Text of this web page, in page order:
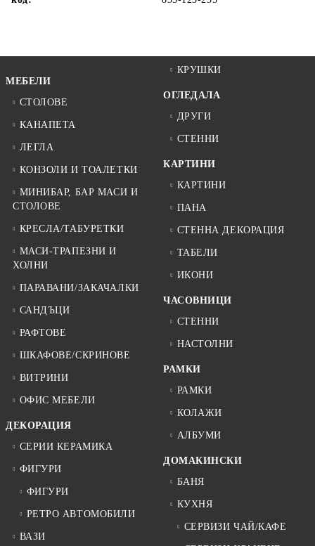
МЕБЕЛИ
СТОЛОВЕ
КАНАПЕТА
ЛЕГЛА
КОНЗОЛИ И ТОАЛЕТКИ
МИНИБАР, БАР МАСИ И
СТОЛОВЕ
КРЕСЛА/ТАБУРЕТКИ
МАСИ-ТРАПЕЗНИ И
ХОЛНИ
ПАРАВАНИ/ЗАКАЧАЛКИ
САНДЪЦИ
РАФТОВЕ
ШКАФОВЕ/СКРИНОВЕ
ВИТРИНИ
ОФИС МЕБЕЛИ
ДЕКОРАЦИЯ
СЕРИИ КЕРАМИКА
ФИГУРИ
ФИГУРИ
РЕТРО АВТОМОБИЛИ
ВАЗИ
КРУШКИ
ОГЛЕДАЛА
ДРУГИ
СТЕННИ
КАРТИНИ
КАРТИНИ
ПАНА
СТЕННА ДЕКОРАЦИЯ
ТАБЕЛИ
ИКОНИ
ЧАСОВНИЦИ
СТЕННИ
НАСТОЛНИ
РАМКИ
РАМКИ
КОЛАЖИ
АЛБУМИ
ДОМАКИНСКИ
БАНЯ
КУХНЯ
СЕРВИЗИ ЧАЙ/КАФЕ